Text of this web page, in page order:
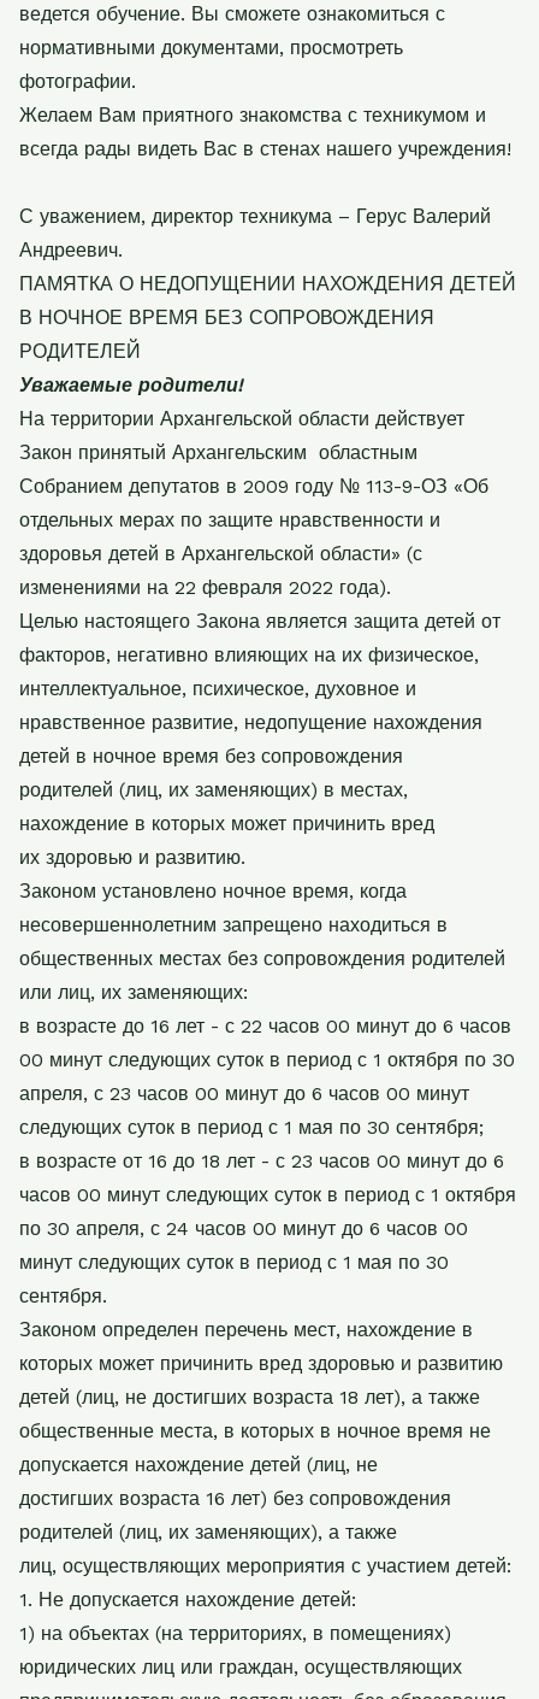
ведется обучение. Вы сможете ознакомиться с
нормативными документами, просмотреть
фотографии.
Желаем Вам приятного знакомства с техникумом и
всегда рады видеть Вас в стенах нашего учреждения!
С уважением, директор техникума – Герус Валерий
Андреевич.
ПАМЯТКА О НЕДОПУЩЕНИИ НАХОЖДЕНИЯ ДЕТЕЙ
В НОЧНОЕ ВРЕМЯ БЕЗ СОПРОВОЖДЕНИЯ
РОДИТЕЛЕЙ
Уважаемые родители!
На территории Архангельской области действует
Закон принятый Архангельским областным
Собранием депутатов в 2009 году № 113-9-ОЗ «Об
отдельных мерах по защите нравственности и
здоровья детей в Архангельской области» (с
изменениями на 22 февраля 2022 года).
Целью настоящего Закона является защита детей от
факторов, негативно влияющих на их физическое,
интеллектуальное, психическое, духовное и
нравственное развитие, недопущение нахождения
детей в ночное время без сопровождения
родителей (лиц, их заменяющих) в местах,
нахождение в которых может причинить вред
их здоровью и развитию.
Законом установлено ночное время, когда
несовершеннолетним запрещено находиться в
общественных местах без сопровождения родителей
или лиц, их заменяющих:
в возрасте до 16 лет - с 22 часов 00 минут до 6 часов
00 минут следующих суток в период с 1 октября по 30
апреля, с 23 часов 00 минут до 6 часов 00 минут
следующих суток в период с 1 мая по 30 сентября;
в возрасте от 16 до 18 лет - с 23 часов 00 минут до 6
часов 00 минут следующих суток в период с 1 октября
по 30 апреля, с 24 часов 00 минут до 6 часов 00
минут следующих суток в период с 1 мая по 30
сентября.
Законом определен перечень мест, нахождение в
которых может причинить вред здоровью и развитию
детей (лиц, не достигших возраста 18 лет), а также
общественные места, в которых в ночное время не
допускается нахождение детей (лиц, не
достигших возраста 16 лет) без сопровождения
родителей (лиц, их заменяющих), а также
лиц, осуществляющих мероприятия с участием детей:
1. Не допускается нахождение детей:
1) на объектах (на территориях, в помещениях)
юридических лиц или граждан, осуществляющих